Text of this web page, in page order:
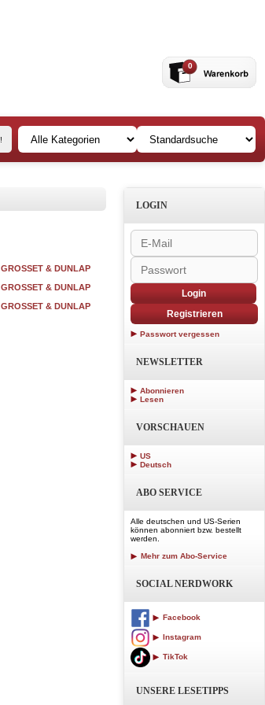
0
GROSSET & DUNLAP
GROSSET & DUNLAP
GROSSET & DUNLAP
LOGIN
Login
Registrieren
Passwort vergessen
NEWSLETTER
Abonnieren
Lesen
VORSCHAUEN
US
Deutsch
ABO SERVICE
Alle deutschen und US-Serien
können abonniert bzw. bestellt
werden.
Mehr zum Abo-Service
SOCIAL NERDWORK
Facebook
Instagram
TikTok
UNSERE LESETIPPS